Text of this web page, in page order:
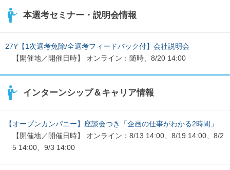
本選考セミナー・説明会情報
27Y【1次選考免除/全選考フィードバック付】会社説明会
【開催地／開催日時】 オンライン：随時、8/20 14:00
インターンシップ＆キャリア情報
【オープンカンパニー】座談会つき「企画の仕事がわかる2時間」
【開催地／開催日時】 オンライン：8/13 14:00、8/19 14:00、8/2
5 14:00、9/3 14:00